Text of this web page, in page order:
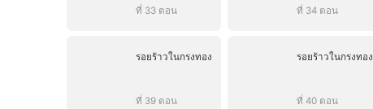
ที่ 33 ตอน ที่ 34 ตอน
รอยร้าวในกรงทอง
ที่ 39 ตอน
รอยร้าวในกรงทอง
ที่ 40 ตอน